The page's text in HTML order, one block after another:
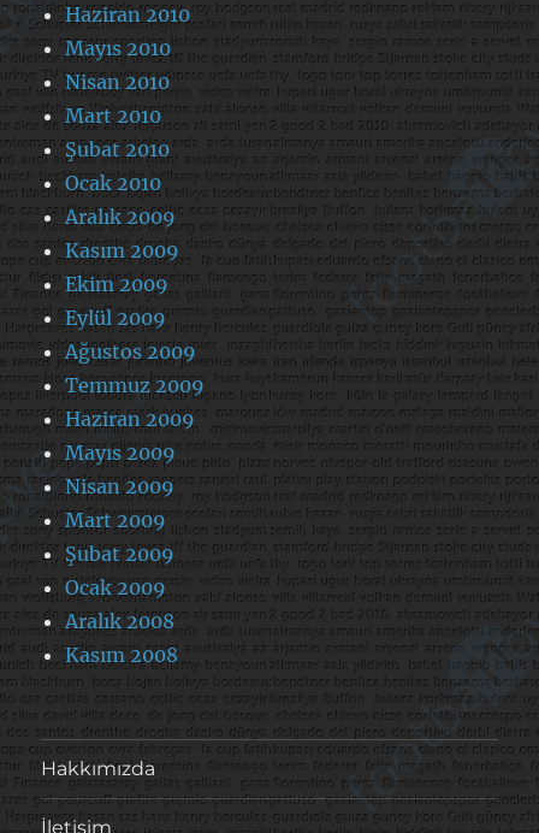
Haziran 2010
Mayıs 2010
Nisan 2010
Mart 2010
Şubat 2010
Ocak 2010
Aralık 2009
Kasım 2009
Ekim 2009
Eylül 2009
Ağustos 2009
Temmuz 2009
Haziran 2009
Mayıs 2009
Nisan 2009
Mart 2009
Şubat 2009
Ocak 2009
Aralık 2008
Kasım 2008
Hakkımızda
İletişim